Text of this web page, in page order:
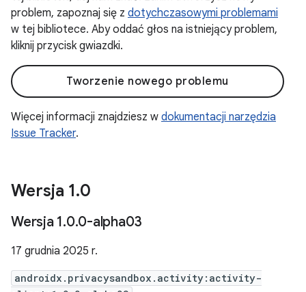
problem, zapoznaj się z dotychczasowymi problemami
w tej bibliotece. Aby oddać głos na istniejący problem,
kliknij przycisk gwiazdki.
Tworzenie nowego problemu
Więcej informacji znajdziesz w dokumentacji narzędzia
Issue Tracker.
Wersja 1.0
Wersja 1.0.0-alpha03
17 grudnia 2025 r.
androidx.privacysandbox.activity:activity-